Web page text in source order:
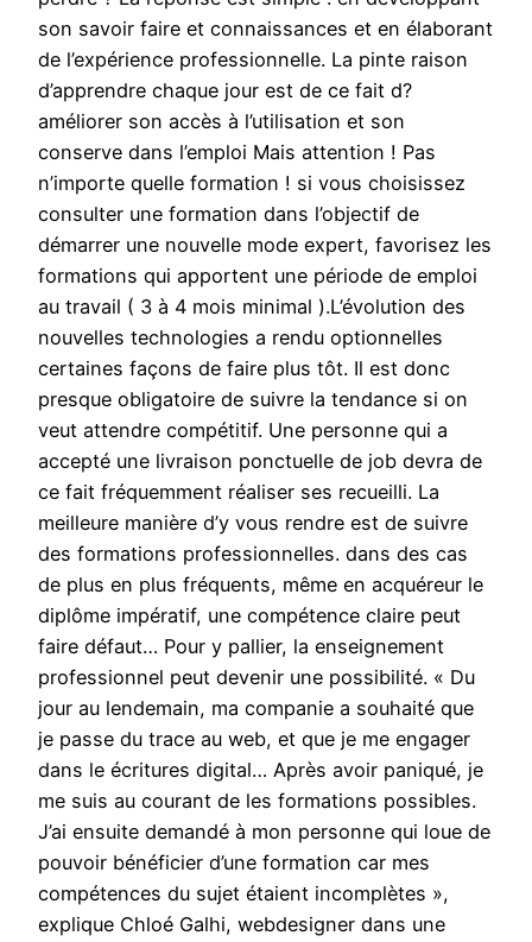
son savoir faire et connaissances et en élaborant
de l’expérience professionnelle. La pinte raison
d’apprendre chaque jour est de ce fait d?
améliorer son accès à l’utilisation et son
conserve dans l’emploi Mais attention ! Pas
n’importe quelle formation ! si vous choisissez
consulter une formation dans l’objectif de
démarrer une nouvelle mode expert, favorisez les
formations qui apportent une période de emploi
au travail ( 3 à 4 mois minimal ).L’évolution des
nouvelles technologies a rendu optionnelles
certaines façons de faire plus tôt. Il est donc
presque obligatoire de suivre la tendance si on
veut attendre compétitif. Une personne qui a
accepté une livraison ponctuelle de job devra de
ce fait fréquemment réaliser ses recueilli. La
meilleure manière d’y vous rendre est de suivre
des formations professionnelles. dans des cas
de plus en plus fréquents, même en acquéreur le
diplôme impératif, une compétence claire peut
faire défaut… Pour y pallier, la enseignement
professionnel peut devenir une possibilité. « Du
jour au lendemain, ma companie a souhaité que
je passe du trace au web, et que je me engager
dans le écritures digital… Après avoir paniqué, je
me suis au courant de les formations possibles.
J’ai ensuite demandé à mon personne qui loue de
pouvoir bénéficier d’une formation car mes
compétences du sujet étaient incomplètes »,
explique Chloé Galhi, webdesigner dans une